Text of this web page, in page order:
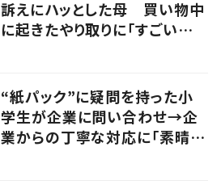
訴えにハッとした母 買い物中
に起きたやり取りに「すごい分
“紙パック”に疑問を持った小
学生が企業に問い合わせ→企
業からの丁寧な対応に「素晴ら